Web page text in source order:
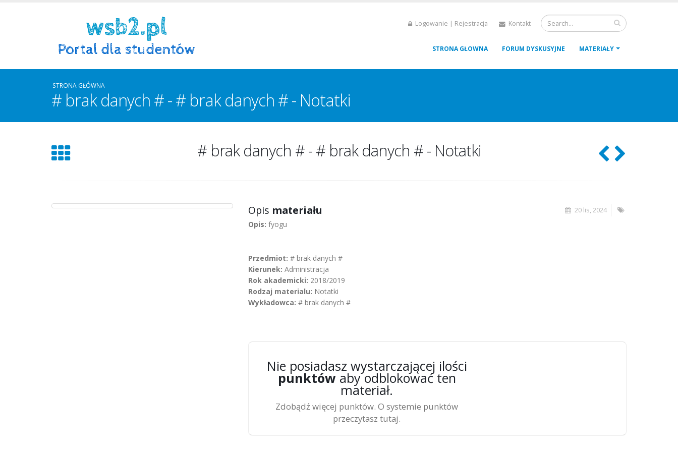
Logowanie | Rejestracja Kontakt
STRONA GŁOWNA FORUM DYSKUSYJNE MATERIAŁY
STRONA GŁÓWNA
# brak danych # - # brak danych # - Notatki
# brak danych # - # brak danych # - Notatki
20 lis, 2024
Opis materiału
Opis: fyogu
Przedmiot: # brak danych #
Kierunek: Administracja
Rok akademicki: 2018/2019
Rodzaj materialu: Notatki
Wykładowca: # brak danych #
Nie posiadasz wystarczającej ilości
punktów aby odblokować ten
materiał.
Zdobądź więcej punktów. O systemie punktów
przeczytasz tutaj.